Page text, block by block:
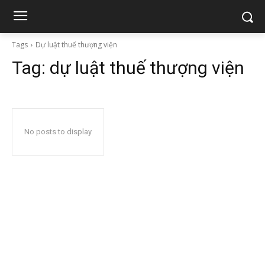
Tags Dự luật thuế thượng viện
Tag: dự luật thuế thượng viện
No posts to display